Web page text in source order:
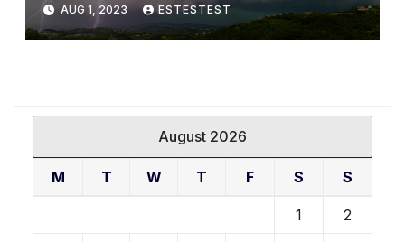
AUG 1, 2023 ESTESTEST
August 2026
M T W T F S S
1 2